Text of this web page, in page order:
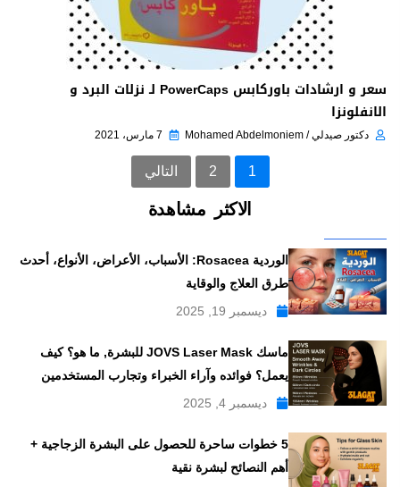
سعر و ارشادات باوركابس PowerCaps لـ نزلات البرد و
الانفلونزا
دكتور صيدلي / Mohamed Abdelmoniem 7 مارس، 2021
1
2 التالي
الاكثر مشاهدة
الوردية Rosacea: الأسباب، الأعراض، الأنواع، أحدث
طرق العلاج والوقاية
ديسمبر 19, 2025
ماسك JOVS Laser Mask للبشرة, ما هو؟ كيف
يعمل؟ فوائده وآراء الخبراء وتجارب المستخدمين
ديسمبر 4, 2025
5 خطوات ساحرة للحصول على البشرة الزجاجية +
أهم النصائح لبشرة نقية